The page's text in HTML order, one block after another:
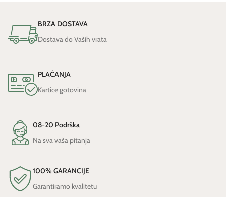
BRZA DOSTAVA
Dostava do Vaših vrata
PLAĆANJA
Kartice gotovina
08-20 Podrška
Na sva vaša pitanja
100% GARANCIJE
Garantiramo kvalitetu